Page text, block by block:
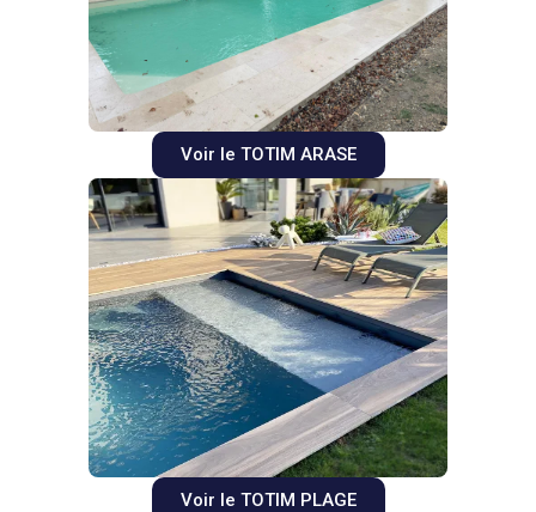
Voir le TOTIM ARASE
Voir le TOTIM PLAGE